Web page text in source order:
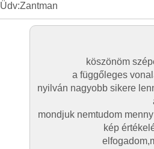
Üdv:Zantman
köszönöm
a függőleges
nyilván nagyobb sikere
mondjuk nemtudom
kép